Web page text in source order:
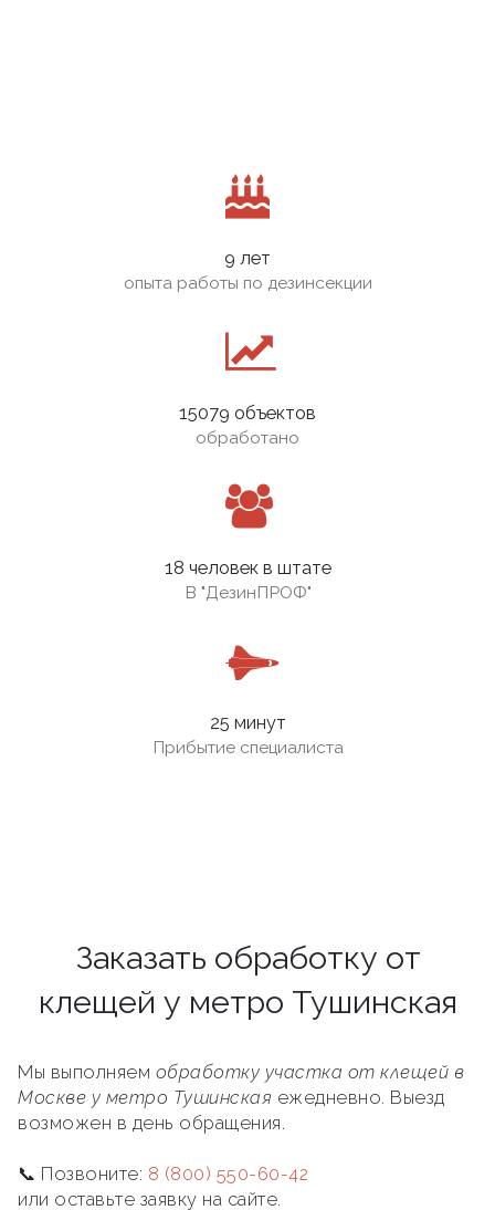
9 лет
опыта работы по дезинсекции
15079 объектов
обработано
18 человек в штате
В "ДезинПРОФ"
25 минут
Прибытие специалиста
Заказать обработку от
клещей у метро Тушинская
Мы выполняем обработку участка от клещей в
Москве у метро Тушинская ежедневно. Выезд
возможен в день обращения.
📞 Позвоните: 8 (800) 550-60-42
или оставьте заявку на сайте.